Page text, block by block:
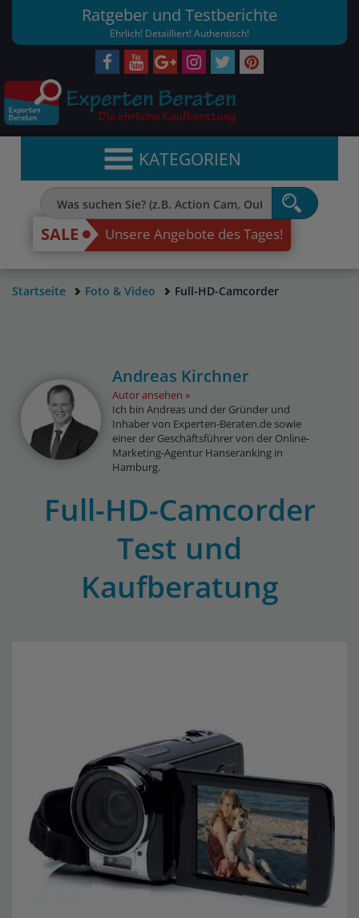
Ratgeber und Testberichte
Ehrlich! Detailliert! Authentisch!
KATEGORIEN
SALE Unsere Angebote des Tages!
Startseite Foto & Video Full-HD-Camcorder
Andreas Kirchner
Autor ansehen
Ich bin Andreas und der Gründer und
Inhaber von Experten-Beraten.de sowie
einer der Geschäftsführer von der Online-
Marketing-Agentur Hanseranking in
Hamburg.
Full-HD-Camcorder
Test und
Kaufberatung